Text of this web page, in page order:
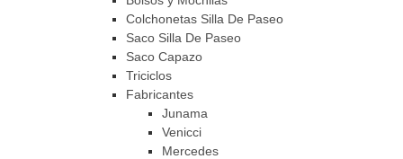
Colchonetas Silla De Paseo
Saco Silla De Paseo
Saco Capazo
Triciclos
Fabricantes
Junama
Venicci
Mercedes